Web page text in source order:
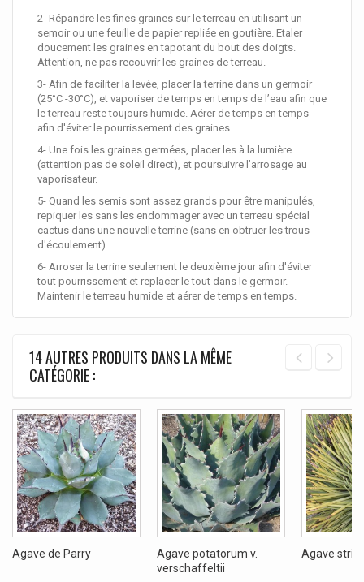
2- Répandre les fines graines sur le terreau en utilisant un
semoir ou une feuille de papier repliée en goutière. Etaler
doucement les graines en tapotant du bout des doigts.
Attention, ne pas recouvrir les graines de terreau.
3- Afin de faciliter la levée, placer la terrine dans un germoir
(25°C -30°C), et vaporiser de temps en temps de l’eau afin que
le terreau reste toujours humide. Aérer de temps en temps
afin d'éviter le pourrissement des graines.
4- Une fois les graines germées, placer les à la lumière
(attention pas de soleil direct), et poursuivre l’arrosage au
vaporisateur.
5- Quand les semis sont assez grands pour être manipulés,
repiquer les sans les endommager avec un terreau spécial
cactus dans une nouvelle terrine (sans en obtruer les trous
d'écoulement).
6- Arroser la terrine seulement le deuxième jour afin d'éviter
tout pourrissement et replacer le tout dans le germoir.
Maintenir le terreau humide et aérer de temps en temps.
14 AUTRES PRODUITS DANS LA MÊME
CATÉGORIE :
Agave de Parry
Agave potatorum v.
verschaffeltii
Agave